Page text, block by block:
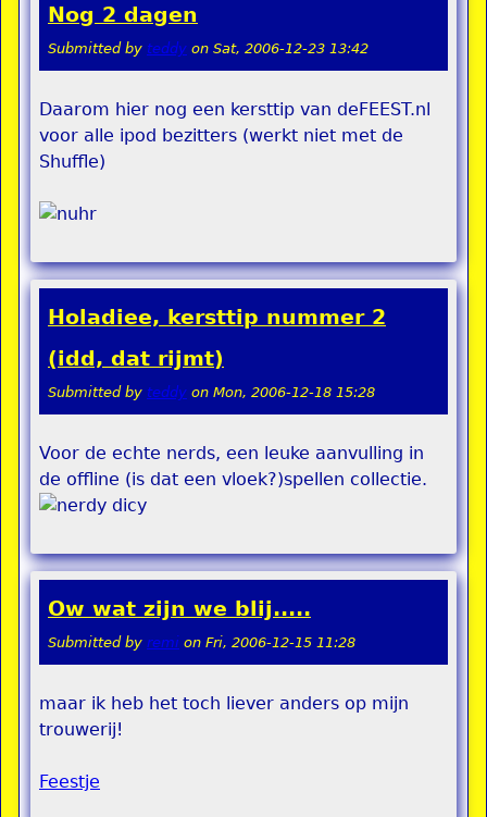
Nog 2 dagen
Submitted by teddy on Sat, 2006-12-23 13:42
Daarom hier nog een kersttip van deFEEST.nl
voor alle ipod bezitters (werkt niet met de
Shuffle)
Holadiee, kersttip nummer 2
(idd, dat rijmt)
Submitted by teddy on Mon, 2006-12-18 15:28
Voor de echte nerds, een leuke aanvulling in
de offline (is dat een vloek?)spellen collectie.
Ow wat zijn we blij.....
Submitted by remi on Fri, 2006-12-15 11:28
maar ik heb het toch liever anders op mijn
trouwerij!
Feestje